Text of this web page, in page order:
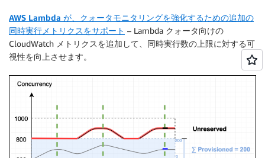
AWS Lambda が、クォータモニタリングを強化するための追加の
同時実行メトリクスをサポート – Lambda クォータ向けの
CloudWatch メトリクスを追加して、同時実行数の上限に対する可
視性を向上させます。